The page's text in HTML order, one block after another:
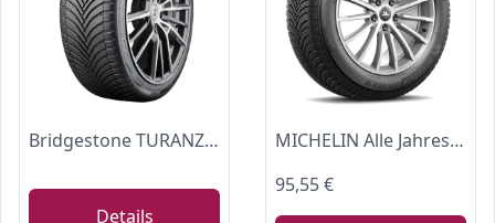
Bridgestone TURANZA ALL SEASON 6 ENLITEN - 225/40 R18 92Y XL - B/C/70 - Ganzjahresreifen (PKW & SUV)
Details
MICHELIN Alle Jahreszeiten Michelin CrossClimate+ 185/55 R15 86H XL, 814956, 0
95,55 €